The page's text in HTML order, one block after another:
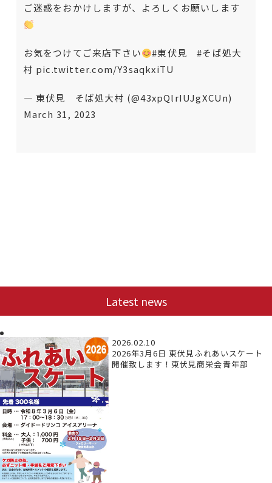
ご迷惑をおかけしますが、よろしくお願いします
お気をつけてご来店下さい #東伏見
#そば処大
村 pic.twitter.com/Y3saqkxiTU
— 東伏見 そば処大村 (@43xpQlrIUJgXCUn)
March 31, 2023
Latest news
2026.02.10
2026年3月6日 東伏見ふれあいスケート
開催致します！東伏見商栄会青年部